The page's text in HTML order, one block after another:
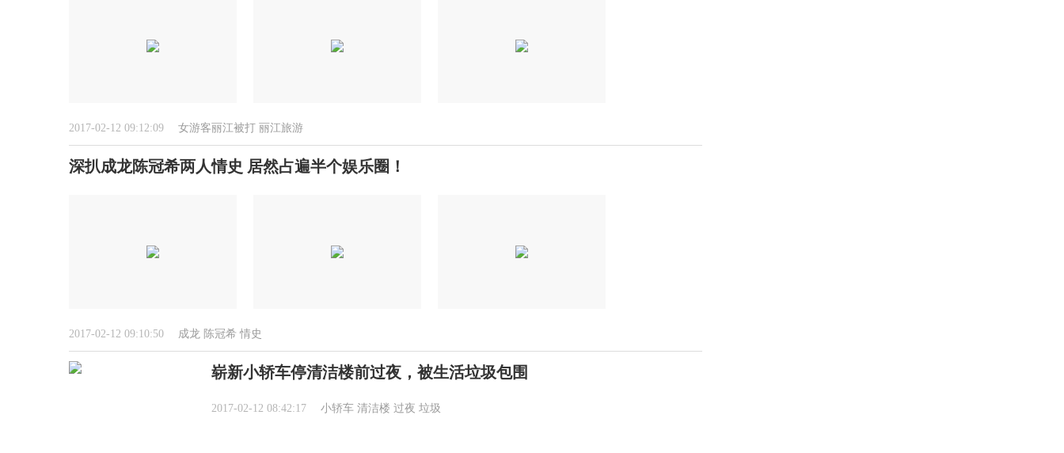
2017-02-12 09:12:09 女游客丽江被打 丽江旅游
深扒成龙陈冠希两人情史 居然占遍半个娱乐圈！
2017-02-12 09:10:50 成龙 陈冠希 情史
崭新小轿车停清洁楼前过夜，被生活垃圾包围
2017-02-12 08:42:17 小轿车 清洁楼 过夜 垃圾